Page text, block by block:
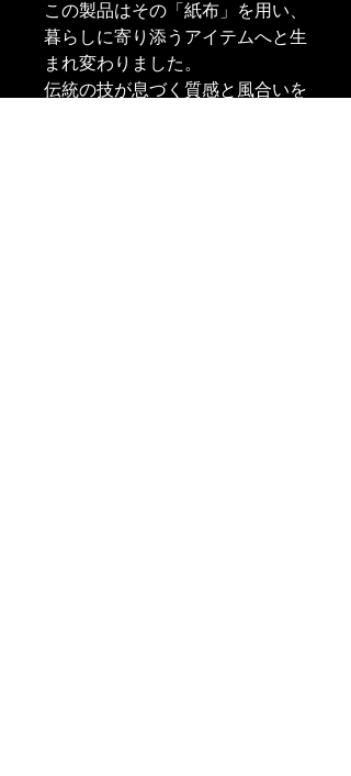
この製品はその「紙布」を用い、
暮らしに寄り添うアイテムへと生
まれ変わりました。
伝統の技が息づく質感と風合いを